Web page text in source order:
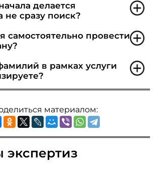
делается
не сразу поиск?
самостоятельно провести
в рамках услуги
материалом: